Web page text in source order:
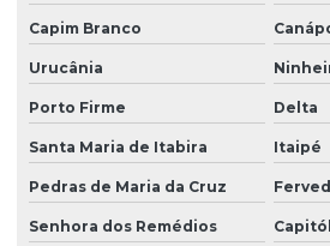
Capim Branco
Urucânia
Porto Firme Delta
Santa Maria de Itabira Itaipé
Pedras de Maria da Cruz
Senhora dos Remédios